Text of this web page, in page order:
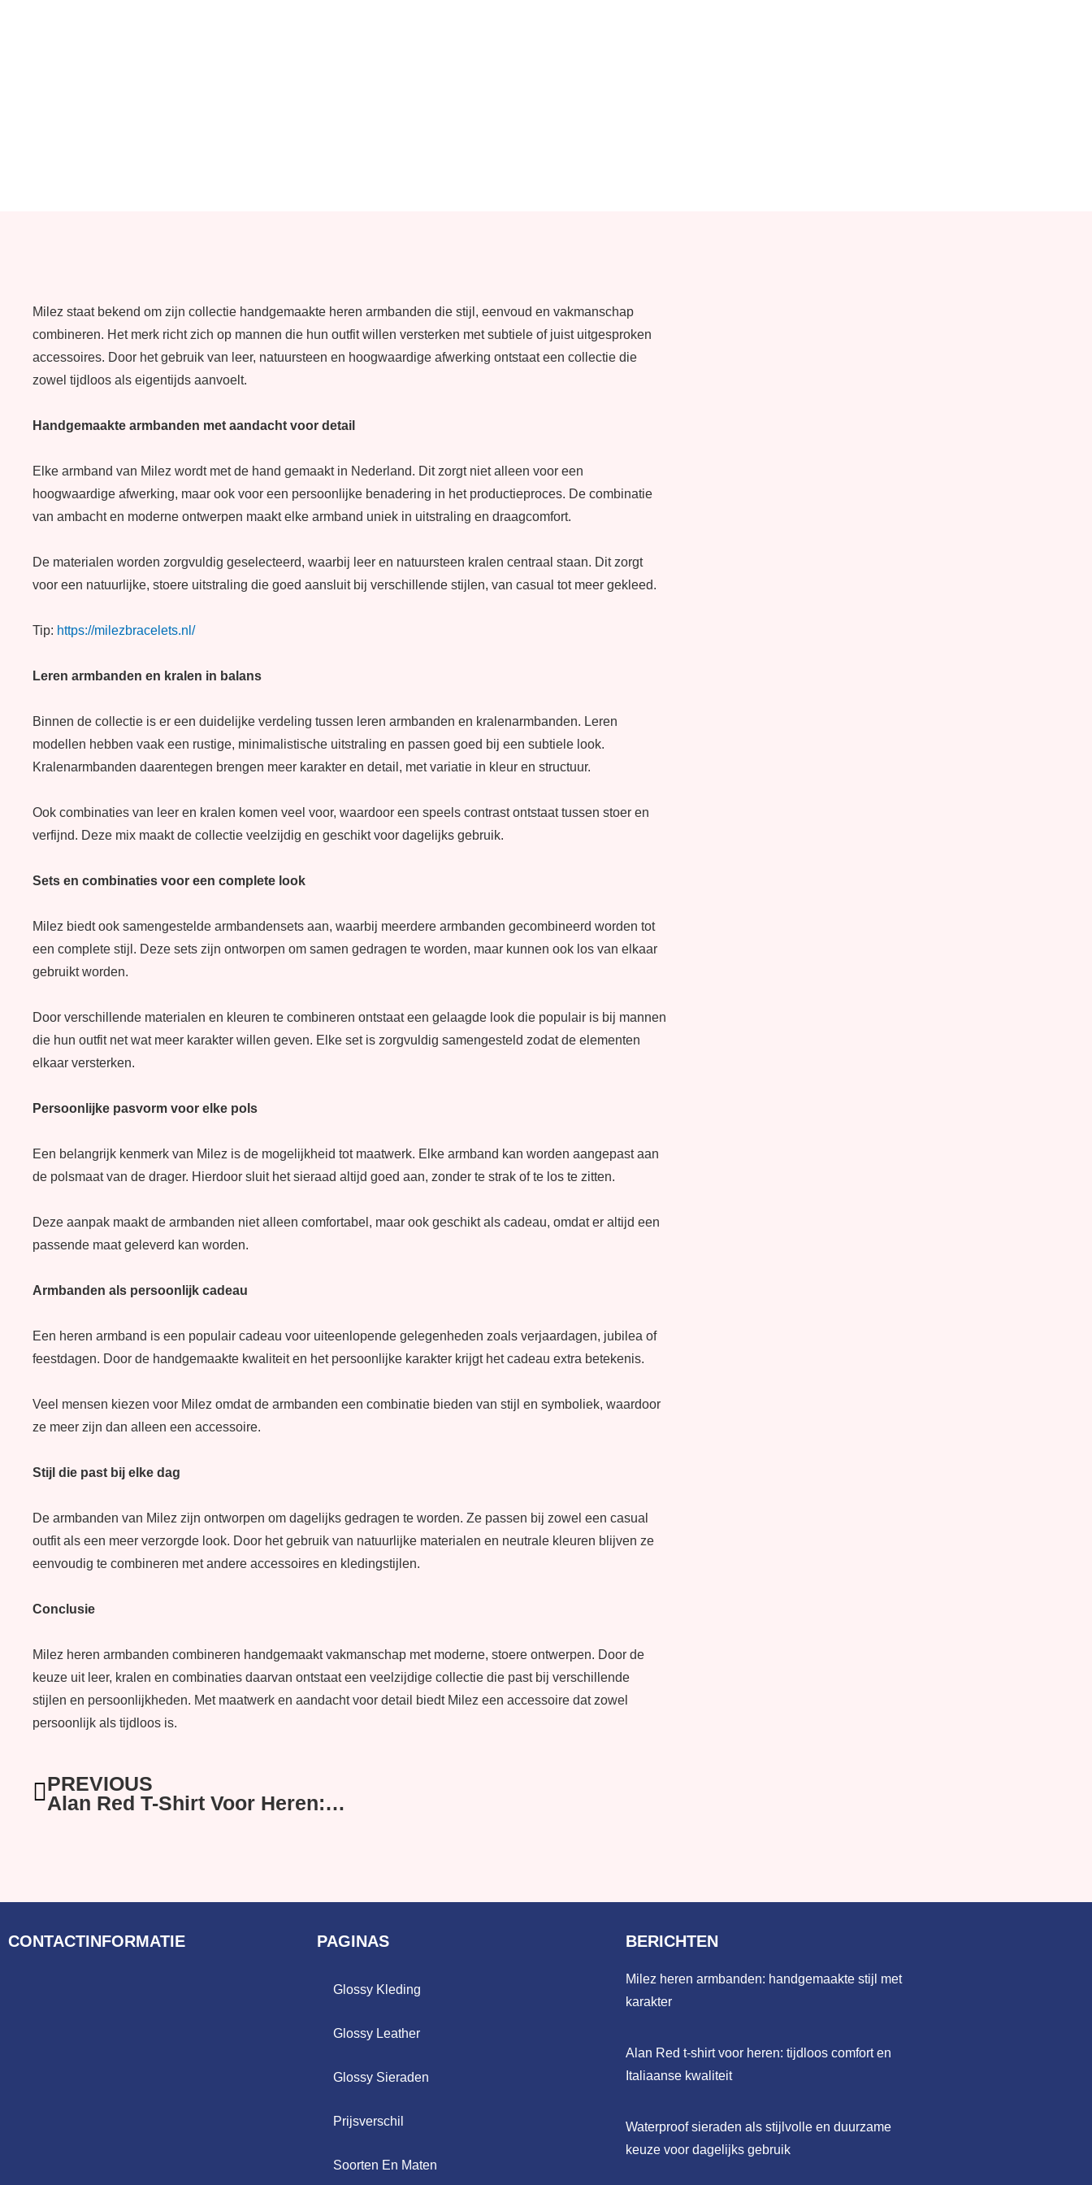
Milez staat bekend om zijn collectie handgemaakte heren armbanden die stijl, eenvoud en vakmanschap
combineren. Het merk richt zich op mannen die hun outfit willen versterken met subtiele of juist uitgesproken
accessoires. Door het gebruik van leer, natuursteen en hoogwaardige afwerking ontstaat een collectie die
zowel tijdloos als eigentijds aanvoelt.
Handgemaakte armbanden met aandacht voor detail
Elke armband van Milez wordt met de hand gemaakt in Nederland. Dit zorgt niet alleen voor een
hoogwaardige afwerking, maar ook voor een persoonlijke benadering in het productieproces. De combinatie
van ambacht en moderne ontwerpen maakt elke armband uniek in uitstraling en draagcomfort.
De materialen worden zorgvuldig geselecteerd, waarbij leer en natuursteen kralen centraal staan. Dit zorgt
voor een natuurlijke, stoere uitstraling die goed aansluit bij verschillende stijlen, van casual tot meer gekleed.
Tip: https://milezbracelets.nl/
Leren armbanden en kralen in balans
Binnen de collectie is er een duidelijke verdeling tussen leren armbanden en kralenarmbanden. Leren
modellen hebben vaak een rustige, minimalistische uitstraling en passen goed bij een subtiele look.
Kralenarmbanden daarentegen brengen meer karakter en detail, met variatie in kleur en structuur.
Ook combinaties van leer en kralen komen veel voor, waardoor een speels contrast ontstaat tussen stoer en
verfijnd. Deze mix maakt de collectie veelzijdig en geschikt voor dagelijks gebruik.
Sets en combinaties voor een complete look
Milez biedt ook samengestelde armbandensets aan, waarbij meerdere armbanden gecombineerd worden tot
een complete stijl. Deze sets zijn ontworpen om samen gedragen te worden, maar kunnen ook los van elkaar
gebruikt worden.
Door verschillende materialen en kleuren te combineren ontstaat een gelaagde look die populair is bij mannen
die hun outfit net wat meer karakter willen geven. Elke set is zorgvuldig samengesteld zodat de elementen
elkaar versterken.
Persoonlijke pasvorm voor elke pols
Een belangrijk kenmerk van Milez is de mogelijkheid tot maatwerk. Elke armband kan worden aangepast aan
de polsmaat van de drager. Hierdoor sluit het sieraad altijd goed aan, zonder te strak of te los te zitten.
Deze aanpak maakt de armbanden niet alleen comfortabel, maar ook geschikt als cadeau, omdat er altijd een
passende maat geleverd kan worden.
Armbanden als persoonlijk cadeau
Een heren armband is een populair cadeau voor uiteenlopende gelegenheden zoals verjaardagen, jubilea of
feestdagen. Door de handgemaakte kwaliteit en het persoonlijke karakter krijgt het cadeau extra betekenis.
Veel mensen kiezen voor Milez omdat de armbanden een combinatie bieden van stijl en symboliek, waardoor
ze meer zijn dan alleen een accessoire.
Stijl die past bij elke dag
De armbanden van Milez zijn ontworpen om dagelijks gedragen te worden. Ze passen bij zowel een casual
outfit als een meer verzorgde look. Door het gebruik van natuurlijke materialen en neutrale kleuren blijven ze
eenvoudig te combineren met andere accessoires en kledingstijlen.
Conclusie
Milez heren armbanden combineren handgemaakt vakmanschap met moderne, stoere ontwerpen. Door de
keuze uit leer, kralen en combinaties daarvan ontstaat een veelzijdige collectie die past bij verschillende
stijlen en persoonlijkheden. Met maatwerk en aandacht voor detail biedt Milez een accessoire dat zowel
persoonlijk als tijdloos is.
Vorige
PREVIOUS
Alan Red T-Shirt Voor Heren: Tijdloos Comfort En Italiaanse Kwaliteit
CONTACTINFORMATIE PAGINAS
Glossy Kleding
Glossy Leather
Glossy Sieraden
Prijsverschil
Soorten En Maten
BERICHTEN
Milez heren armbanden: handgemaakte stijl met
karakter
Alan Red t-shirt voor heren: tijdloos comfort en
Italiaanse kwaliteit
Waterproof sieraden als stijlvolle en duurzame
keuze voor dagelijks gebruik